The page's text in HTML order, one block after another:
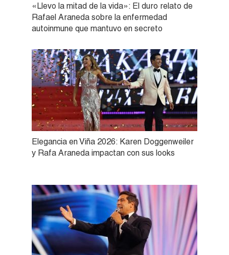
«Llevo la mitad de la vida»: El duro relato de
Rafael Araneda sobre la enfermedad
autoinmune que mantuvo en secreto
Elegancia en Viña 2026: Karen Doggenweiler
y Rafa Araneda impactan con sus looks